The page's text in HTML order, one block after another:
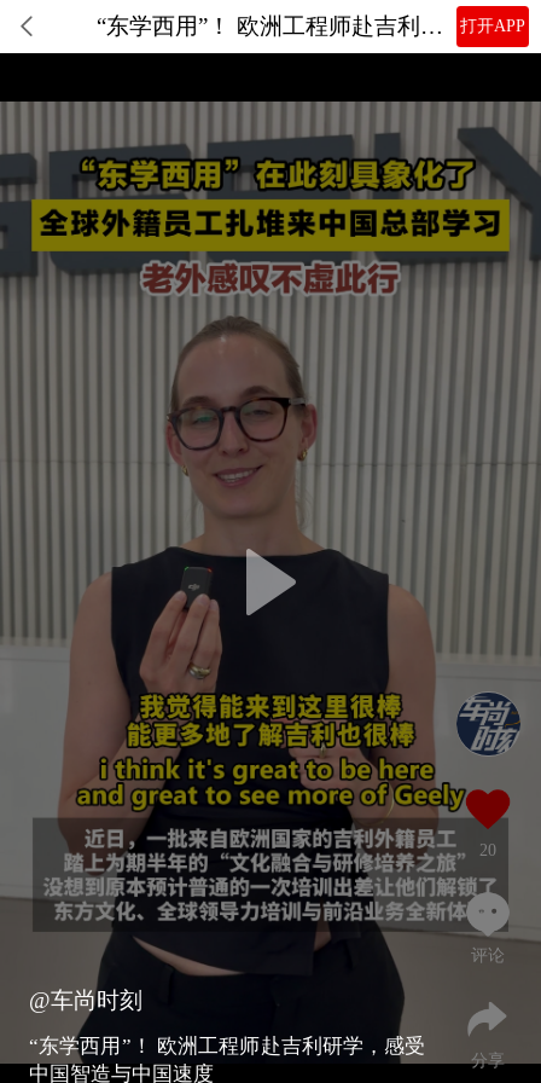
“东学西用”！ 欧洲工程师赴吉利研学，感受中国智造与中国速度 打开APP
@车尚时刻
“东学西用”！ 欧洲工程师赴吉利研学，感受
中国智造与中国速度
20
评论
分享